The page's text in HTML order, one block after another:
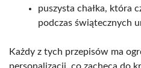
puszysta chałka, która
podczas świątecznych
Każdy z tych przepisów ma